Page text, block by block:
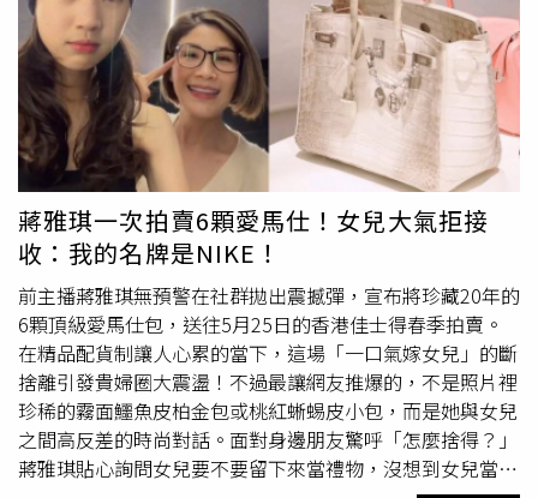
勐海茶廠8972青磚等四款新舊名茶逐一驗證，全程則以陶
藝名家吳晟誌提供的蒸盞沖泡分享，可說眾皆歡喜讚嘆了。
台北市茶藝促進會全體工作人員於會後合影。（圖／吳德亮
攝影）
服，古典花卉圖騰散發出新中式老錢風；妹妹Jada則選擇
一襲鐵鏽紅平口緹花禮服，低飽和暖色調極其顯白，在國際
盛會上懂得用東方留白詮釋高級，比單純展露性感更具討論
度。（圖／翻攝自Jane小紅書）晚宴現場的社交規格更是
天花板級別！在Jane曬出的用餐側拍照中，李連杰父女與
好萊塢硬漢男星Terry Crews夫妻檔同坐，大家並肩貼緊合
照，真的讓人隔著螢幕都能感受到亞裔巨星在國際主流圈子
裡，到底有多吃得開、多有面子！（圖／翻攝自Jane小紅
書）
蔣雅琪一次拍賣6顆愛馬仕！女兒大氣拒接
收：我的名牌是NIKE！
前主播蔣雅琪無預警在社群拋出震撼彈，宣布將珍藏20年的
6顆頂級愛馬仕包，送往5月25日的香港佳士得春季拍賣。
在精品配貨制讓人心累的當下，這場「一口氣嫁女兒」的斷
捨離引發貴婦圈大震盪！不過最讓網友推爆的，不是照片裡
珍稀的霧面鱷魚皮柏金包或桃紅蜥蜴皮小包，而是她與女兒
之間高反差的時尚對話。面對身邊朋友驚呼「怎麼捨得？」
蔣雅琪貼心詢問女兒要不要留下來當禮物，沒想到女兒當場